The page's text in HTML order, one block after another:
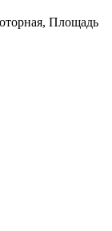
Площадь